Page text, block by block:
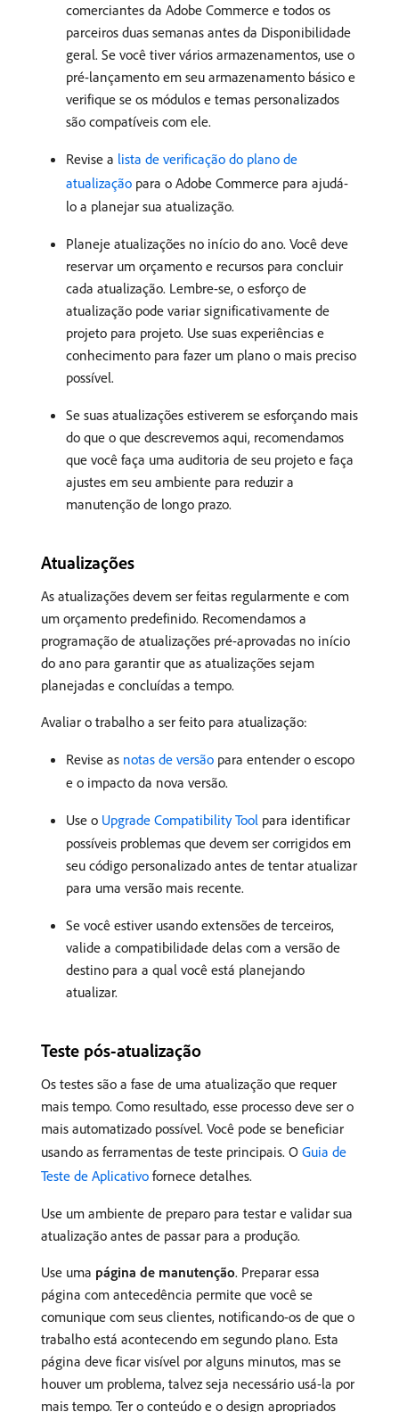
comerciantes da Adobe Commerce e todos os
parceiros duas semanas antes da Disponibilidade
geral. Se você tiver vários armazenamentos, use o
pré-lançamento em seu armazenamento básico e
verifique se os módulos e temas personalizados
são compatíveis com ele.
Revise a lista de verificação do plano de
atualização para o Adobe Commerce para ajudá-
lo a planejar sua atualização.
Planeje atualizações no início do ano. Você deve
reservar um orçamento e recursos para concluir
cada atualização. Lembre-se, o esforço de
atualização pode variar significativamente de
projeto para projeto. Use suas experiências e
conhecimento para fazer um plano o mais preciso
possível.
Se suas atualizações estiverem se esforçando mais
do que o que descrevemos aqui, recomendamos
que você faça uma auditoria de seu projeto e faça
ajustes em seu ambiente para reduzir a
manutenção de longo prazo.
Atualizações
As atualizações devem ser feitas regularmente e com
um orçamento predefinido. Recomendamos a
programação de atualizações pré-aprovadas no início
do ano para garantir que as atualizações sejam
planejadas e concluídas a tempo.
Avaliar o trabalho a ser feito para atualização:
Revise as notas de versão para entender o escopo
e o impacto da nova versão.
Use o Upgrade Compatibility Tool para identificar
possíveis problemas que devem ser corrigidos em
seu código personalizado antes de tentar atualizar
para uma versão mais recente.
Se você estiver usando extensões de terceiros,
valide a compatibilidade delas com a versão de
destino para a qual você está planejando
atualizar.
Teste pós-atualização
Os testes são a fase de uma atualização que requer
mais tempo. Como resultado, esse processo deve ser o
mais automatizado possível. Você pode se beneficiar
usando as ferramentas de teste principais. O Guia de
Teste de Aplicativo fornece detalhes.
Use um ambiente de preparo para testar e validar sua
atualização antes de passar para a produção.
Use uma página de manutenção. Preparar essa
página com antecedência permite que você se
comunique com seus clientes, notificando-os de que o
trabalho está acontecendo em segundo plano. Esta
página deve ficar visível por alguns minutos, mas se
houver um problema, talvez seja necessário usá-la por
mais tempo. Ter o conteúdo e o design apropriados